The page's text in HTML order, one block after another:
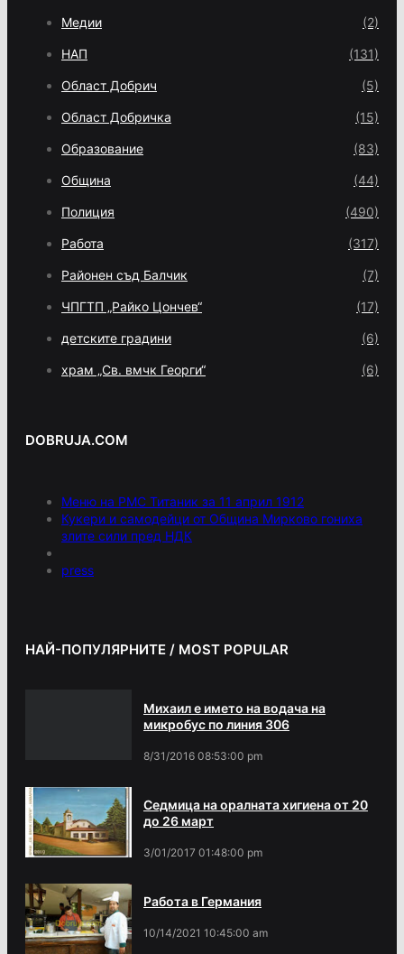
Медии (2)
НАП (131)
Област Добрич (5)
Област Добричка (15)
Образование (83)
Община (44)
Полиция (490)
Работа (317)
Районен съд Балчик (7)
ЧПГТП „Райко Цончев“ (17)
детските градини (6)
храм „Св. вмчк Георги“ (6)
DOBRUJA.COM
Меню на РМС Титаник за 11 април 1912
Кукери и самодейци от Община Мирково гониха
злите сили пред НДК
press
НАЙ-ПОПУЛЯРНИТЕ / MOST POPULAR
Михаил е името на водача на
микробус по линия 306
8/31/2016 08:53:00 pm
Седмица на оралната хигиена от 20
до 26 март
3/01/2017 01:48:00 pm
Работа в Германия
10/14/2021 10:45:00 am